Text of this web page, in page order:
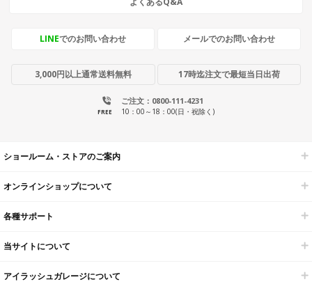
LINEでのお問い合わせ メールでのお問い合わせ
3,000円以上通常送料無料 17時迄注文で最短当日出荷
ご注文：0800-111-4231
FREE 10：00～18：00(日・祝除く)
ショールーム・ストアのご案内
オンラインショップについて
各種サポート
当サイトについて
アイラッシュガレージについて